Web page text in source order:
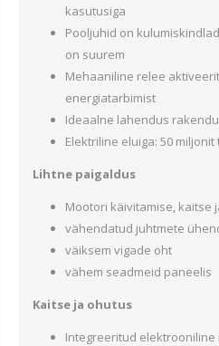
kasutusiga
Pooljuhid on
on suurem
Mehaaniline relee
energiatarbimist
Ideaalne lahendus
Elektriline eluiga: 50
Lihtne paigaldus
Mootori käivitamise,
vähendatud juhtmete
väiksem vigade oht
vähem seadmeid paneelis
Kaitse ja ohutus
Integreeritud elektrooniline